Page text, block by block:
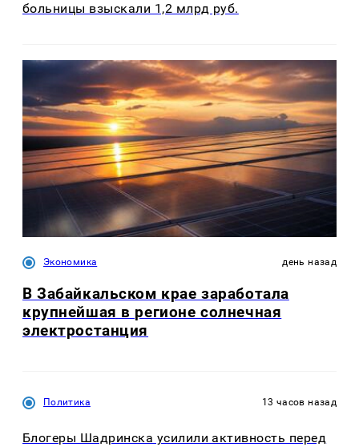
больницы взыскали 1,2 млрд руб.
Экономика день назад
В Забайкальском крае заработала
крупнейшая в регионе солнечная
электростанция
Политика 13 часов назад
Блогеры Шадринска усилили активность перед